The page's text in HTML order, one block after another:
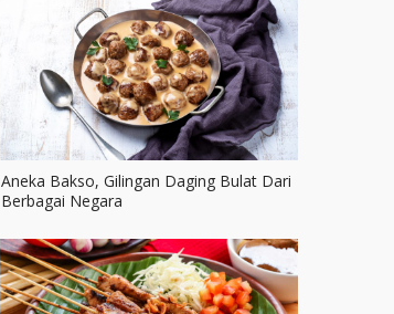
Aneka Bakso, Gilingan Daging Bulat Dari
Berbagai Negara